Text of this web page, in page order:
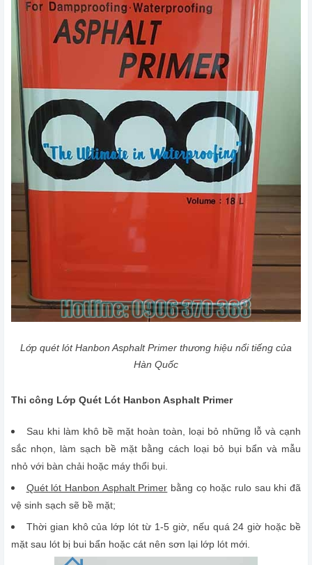
Lớp quét lót Hanbon Asphalt Primer thương hiệu nổi tiếng của
Hàn Quốc
Thi công Lớp Quét Lót Hanbon Asphalt Primer
Sau khi làm khô bề mặt hoàn toàn, loại bỏ những lỗ và cạnh
sắc nhọn, làm sạch bề mặt bằng cách loại bỏ bụi bẩn và mẫu
nhỏ với bàn chải hoặc máy thổi bụi.
Quét lót Hanbon Asphalt Primer bằng cọ hoặc rulo sau khi đã
vệ sinh sạch sẽ bề mặt;
Thời gian khô của lớp lót từ 1-5 giờ, nếu quá 24 giờ hoặc bề
mặt sau lót bị bui bẩn hoặc cát nên sơn lại lớp lót mới.